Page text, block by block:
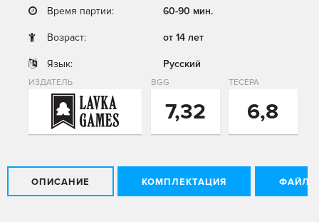
Время партии: 60-90 мин.
Возраст: от 14 лет
Язык: Русский
ИЗДАТЕЛЬ BGG
7,32
ТЕСЕРА
6,8
ОПИСАНИЕ КОМПЛЕКТАЦИЯ ФАЙЛЫ